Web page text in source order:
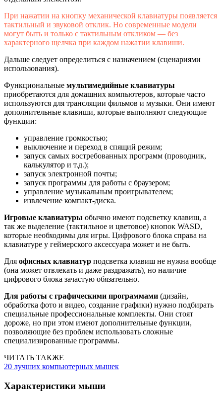
При нажатии на кнопку механической клавиатуры появляется
тактильный и звуковой отклик. Но современные модели
могут быть и только с тактильным откликом — без
характерного щелчка при каждом нажатии клавиши.
Дальше следует определиться с назначением (сценариями
использования).
Функциональные мультимедийные клавиатуры
приобретаются для домашних компьютеров, которые часто
используются для трансляции фильмов и музыки. Они имеют
дополнительные клавиши, которые выполняют следующие
функции:
управление громкостью;
выключение и переход в спящий режим;
запуск самых востребованных программ (проводник,
калькулятор и т.д.);
запуск электронной почты;
запуск программы для работы с браузером;
управление музыкальным проигрывателем;
извлечение компакт-диска.
Игровые клавиатуры обычно имеют подсветку клавиш, а
так же выделение (тактильное и цветовое) кнопок WASD,
которые необходимы для игры. Цифрового блока справа на
клавиатуре у геймерского аксессуара может и не быть.
Для офисных клавиатур подсветка клавиш не нужна вообще
(она может отвлекать и даже раздражать), но наличие
цифрового блока зачастую обязательно.
Для работы с графическими программами (дизайн,
обработка фото и видео, создание графики) нужно подбирать
специальные профессиональные комплекты. Они стоят
дороже, но при этом имеют дополнительные функции,
позволяющие без проблем использовать сложные
специализированные программы.
ЧИТАТЬ ТАКЖЕ
20 лучших компьютерных мышек
Характеристики мыши